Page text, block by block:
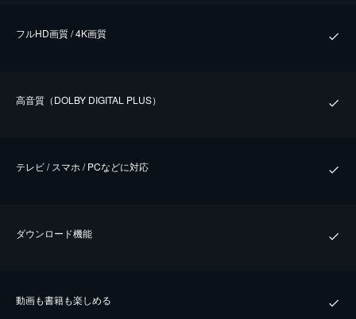
フルHD画質 / 4K画質
⾼⾳質（DOLBY DIGITAL PLUS）
テレビ / スマホ / PCなどに対応
ダウンロード機能
動画も書籍も楽しめる